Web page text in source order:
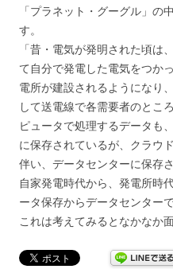
「プラネット・グーグル」の
す。
「昔・電気が発明された頃は
て自分で発電した電気をつか
電所が建設されるようになり
して送電線で各需要者のとこ
ピュータで処理するデータも
に保存されているが、クラウ
伴い、データセンターに保存
自家発電時代から、発電所時
ータ保存からデータセンター
これは考えてみるとなかなか